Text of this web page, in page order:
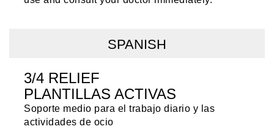
SPANISH
3/4 RELIEF
PLANTILLAS ACTIVAS
Soporte medio para el trabajo diario y las
actividades de ocio